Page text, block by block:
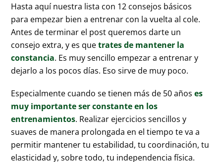
Hasta aquí nuestra lista con 12 consejos básicos
para empezar bien a entrenar con la vuelta al cole.
Antes de terminar el post queremos darte un
consejo extra, y es quetrates de mantener la
constancia. Es muy sencillo empezar a entrenar y
dejarlo a los pocos días. Eso sirve de muy poco.
Especialmente cuando se tienen más de 50 añoses
muy importante ser constante en los
entrenamientos. Realizar ejercicios sencillos y
suaves de manera prolongada en el tiempo te va a
permitir mantener tu estabilidad, tu coordinación, tu
elasticidad y, sobre todo, tu independencia física.